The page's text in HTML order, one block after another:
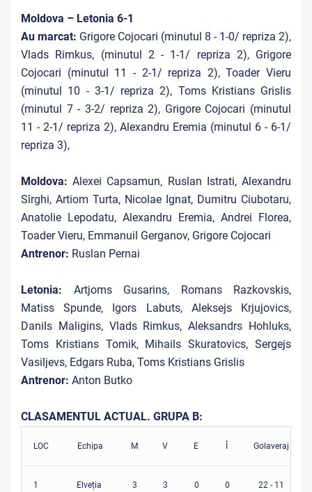
Moldova – Letonia 6-1
Au marcat: Grigore Cojocari (minutul 8 - 1-0/ repriza 2),
Vlads Rimkus, (minutul 2 - 1-1/ repriza 2), Grigore
Cojocari (minutul 11 - 2-1/ repriza 2), Toader Vieru
(minutul 10 - 3-1/ repriza 2), Toms Kristians Grislis
(minutul 7 - 3-2/ repriza 2), Grigore Cojocari (minutul
11 - 2-1/ repriza 2), Alexandru Eremia (minutul 6 - 6-1/
repriza 3),
Moldova:Alexei Capsamun, Ruslan Istrati, Alexandru
Sîrghi, Artiom Turta, Nicolae Ignat, Dumitru Ciubotaru,
Anatolie Lepodatu, Alexandru Eremia, Andrei Florea,
Toader Vieru, Emmanuil Gerganov, Grigore Cojocari
Antrenor: Ruslan Pernai
Letonia: Artjoms Gusarins, Romans Razkovskis,
Matiss Spunde, Igors Labuts, Aleksejs Krjujovics,
Danils Maligins, Vlads Rimkus, Aleksandrs Hohluks,
Toms Kristians Tomik, Mihails Skuratovics, Sergejs
Vasiljevs, Edgars Ruba, Toms Kristians Grislis
Antrenor: Anton Butko
CLASAMENTUL ACTUAL. GRUPA B:
LOC Echipa M V E Golaveraj
1 Elveția 3 3 0 0 22 - 11